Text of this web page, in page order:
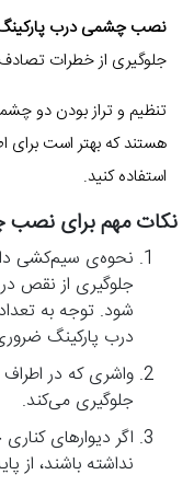
نصب چشمی درب
جلوگیری از خطرات
تنظیم و تراز بودن دو
هستند که بهتر است برای
استفاده کنید.
نکات مهم برای
نحوه‌ی سیم‌کشی
جلوگیری از نقص
شود. توجه به
درب پارکینگ
واشری که در اطراف
جلوگیری می‌کند.
اگر دیوارهای
نداشته باشند، از